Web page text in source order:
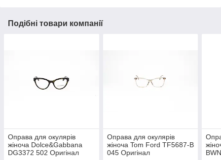
Подібні товари компанії
Оправа для окулярів
жіноча Dolce&Gabbana
DG3372 502 Оригінал
Оправа для окулярів
жіноча Tom Ford TF5687-B
045 Оригінал